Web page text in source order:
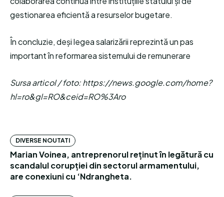
gestionarea eficientă a resurselor bugetare.
În concluzie, deși legea salarizării reprezintă un pas
important în reformarea sistemului de remunerare
Sursa articol / foto: https://news.google.com/home?
hl=ro&gl=RO&ceid=RO%3Aro
DIVERSE NOUTATI
Marian Voinea, antreprenorul reținut în legătură cu
scandalul corupției din sectorul armamentului,
are conexiuni cu ‘Ndrangheta.